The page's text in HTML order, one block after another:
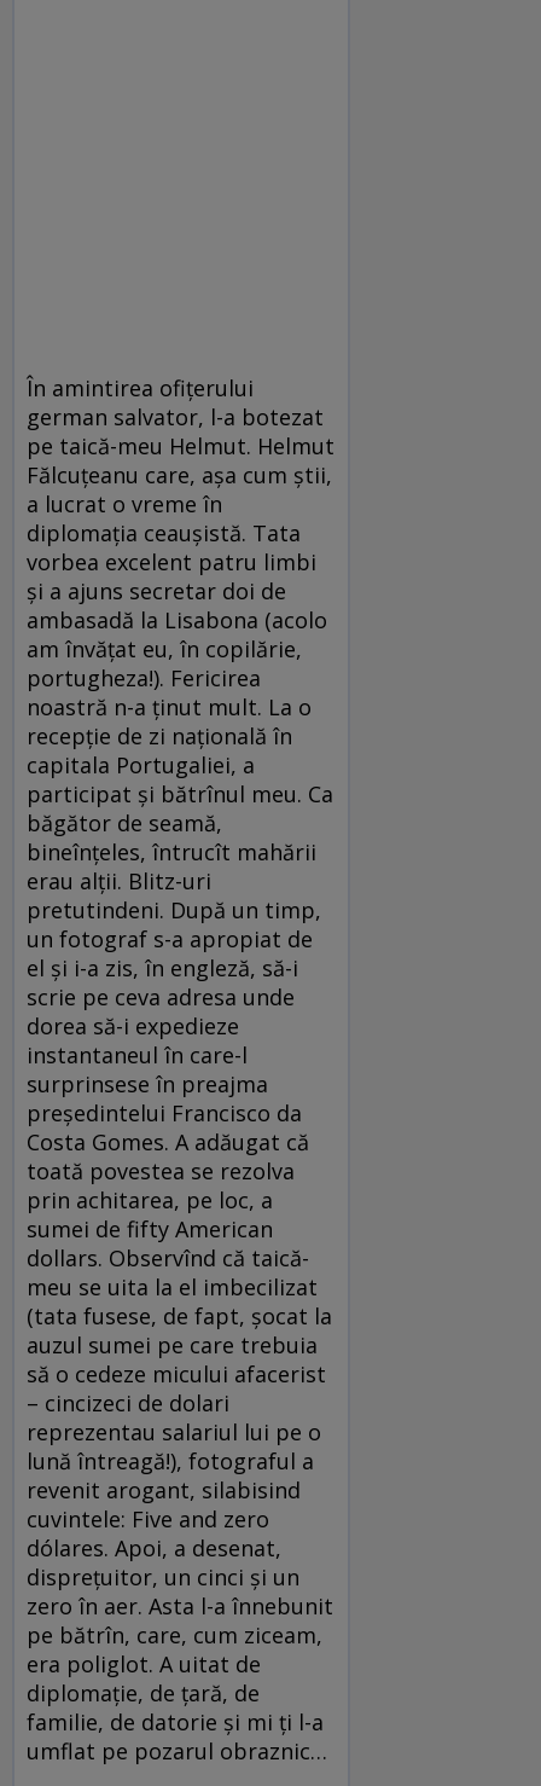
În amintirea ofițerului
german salvator, l-a botezat
pe taică-meu Helmut. Helmut
Fălcuțeanu care, așa cum știi,
a lucrat o vreme în
diplomația ceaușistă. Tata
vorbea excelent patru limbi
și a ajuns secretar doi de
ambasadă la Lisabona (acolo
am învățat eu, în copilărie,
portugheza!). Fericirea
noastră n-a ținut mult. La o
recepție de zi națională în
capitala Portugaliei, a
participat și bătrînul meu. Ca
băgător de seamă,
bineînțeles, întrucît mahării
erau alții. Blitz-uri
pretutindeni. După un timp,
un fotograf s-a apropiat de
el și i-a zis, în engleză, să-i
scrie pe ceva adresa unde
dorea să-i expedieze
instantaneul în care-l
surprinsese în preajma
președintelui Francisco da
Costa Gomes. A adăugat că
toată povestea se rezolva
prin achitarea, pe loc, a
sumei de fifty American
dollars. Observînd că taică-
meu se uita la el imbecilizat
(tata fusese, de fapt, șocat la
auzul sumei pe care trebuia
să o cedeze micului afacerist
– cincizeci de dolari
reprezentau salariul lui pe o
lună întreagă!), fotograful a
revenit arogant, silabisind
cuvintele: Five and zero
dólares. Apoi, a desenat,
disprețuitor, un cinci și un
zero în aer. Asta l-a înnebunit
pe bătrîn, care, cum ziceam,
era poliglot. A uitat de
diplomație, de țară, de
familie, de datorie și mi ți l-a
umflat pe pozarul obraznic…